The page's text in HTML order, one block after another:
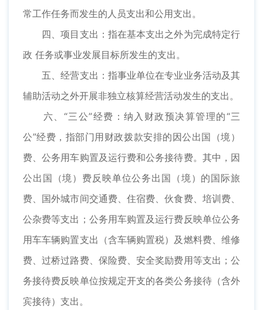
常工作任务而发生的人员支出和公用支出。
四、项目支出：指在基本支出之外为完成特定行
政 任务或事业发展目标所发生的支出。
五、经营支出：指事业单位在专业业务活动及其
辅助活动之外开展非独立核算经营活动发生的支出。
六、“三公”经费：纳入财政预决算管理的“三
公”经费，指部门用财政拨款安排的因公出国（境）
费、公务用车购置及运行费和公务接待费。其中，因
公出国（境）费反映单位公务出国（境）的国际旅
费、国外城市间交通费、住宿费、伙食费、培训费、
公杂费等支出；公务用车购置及运行费反映单位公务
用车车辆购置支出（含车辆购置税）及燃料费、维修
费、过桥过路费、保险费、安全奖励费用等支出；公
务接待费反映单位按规定开支的各类公务接待（含外
宾接待）支出。